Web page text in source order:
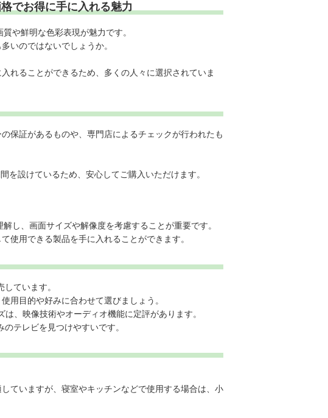
でお得に手に入れる魅力
や鮮明な色彩表現が魅力です。
いのではないでしょうか。
れることができるため、多くの人々に選択されていま
保証があるものや、専門店によるチェックが行われたも
を設けているため、安心してご購入いただけます。
し、画面サイズや解像度を考慮することが重要です。
使用できる製品を手に入れることができます。
ています。
用目的や好みに合わせて選びましょう。
、映像技術やオーディオ機能に定評があります。
テレビを見つけやすいです。
ていますが、寝室やキッチンなどで使用する場合は、小